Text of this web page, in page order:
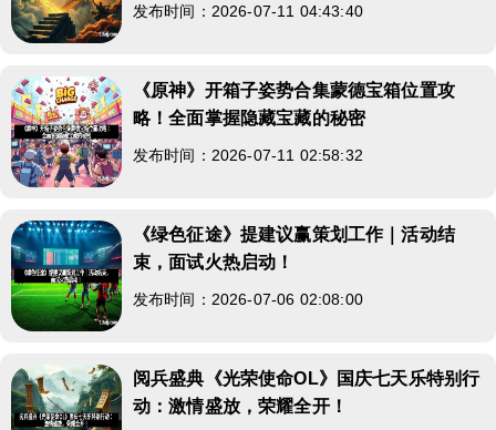
发布时间：2026-07-11 04:43:40
《原神》开箱子姿势合集蒙德宝箱位置攻
略！全面掌握隐藏宝藏的秘密
发布时间：2026-07-11 02:58:32
《绿色征途》提建议赢策划工作｜活动结
束，面试火热启动！
发布时间：2026-07-06 02:08:00
阅兵盛典《光荣使命OL》国庆七天乐特别行
动：激情盛放，荣耀全开！